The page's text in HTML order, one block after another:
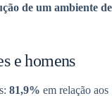
de um ambiente de
e homens
81,9% em relação aos